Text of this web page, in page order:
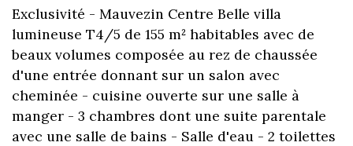
Exclusivité - Mauvezin Centre Belle villa
lumineuse T4/5 de 155 m² habitables avec de
beaux volumes composée au rez de chaussée
d'une entrée donnant sur un salon avec
cheminée - cuisine ouverte sur une salle à
manger - 3 chambres dont une suite parentale
avec une salle de bains - Salle d'eau - 2 toilettes